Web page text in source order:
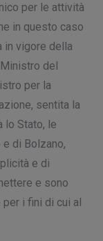
per le attività
in questo caso
in vigore della
del
per la
sentita la
lo Stato, le
di Bolzano,
e di
e sono
i fini di cui al